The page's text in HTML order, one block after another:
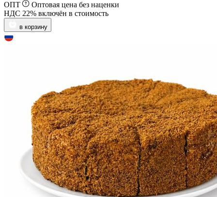
ОПТ
Оптовая цена без наценки
НДС 22% включён в стоимость
в корзину